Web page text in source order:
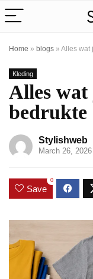
Home » blogs » Alles wat
Kleding
Alles wat
bedrukte
Stylishweb
March 26, 2026
Save
0